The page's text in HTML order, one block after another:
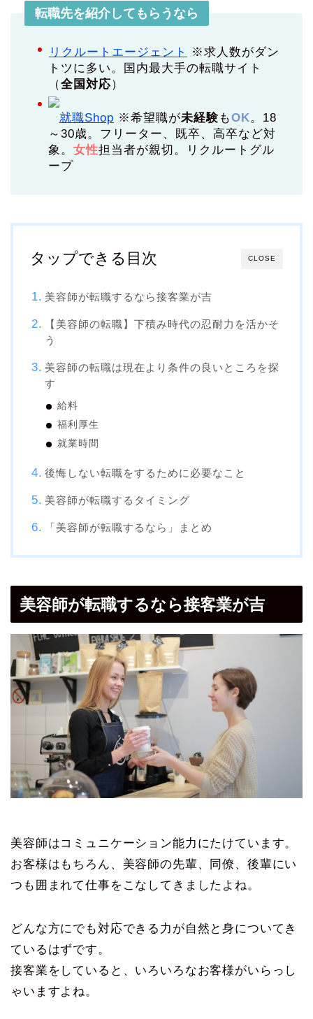
転職先を紹介してもらうなら
リクルートエージェント
※求人数がダン
トツに多い。国内最大手の転職サイト
（全国対応）
就職Shop ※希望職が未経験もOK。18
～30歳。フリーター、既卒、高卒など対
象。 女性担当者が親切。リクルートグル
ープ
CLOSE
タップできる目次
美容師が転職するなら接客業が吉
【美容師の転職】下積み時代の忍耐力を活かそ
う
美容師の転職は現在より条件の良いところを探
す
給料
福利厚生
就業時間
後悔しない転職をするために必要なこと
美容師が転職するタイミング
「美容師が転職するなら」まとめ
美容師が転職するなら接客業が吉
美容師はコミュニケーション能力にたけています。
お客様はもちろん、美容師の先輩、同僚、後輩にい
つも囲まれて仕事をこなしてきましたよね。
どんな方にでも対応できる力が自然と身についてき
ているはずです。
接客業をしていると、いろいろなお客様がいらっし
ゃいますよね。